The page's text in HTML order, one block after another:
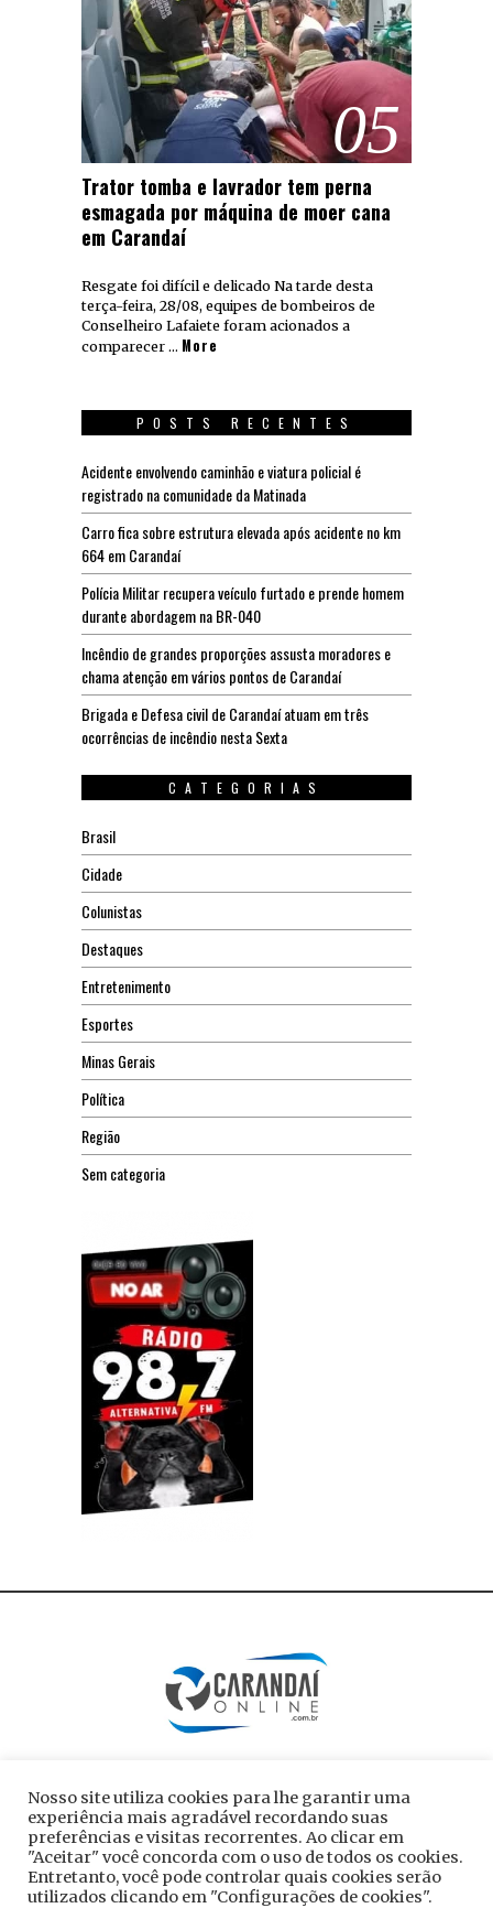
05
Trator tomba e lavrador tem perna
esmagada por máquina de moer cana
em Carandaí
Resgate foi difícil e delicado Na tarde desta
terça-feira, 28/08, equipes de bombeiros de
Conselheiro Lafaiete foram acionados a
comparecer … More
POSTS RECENTES
Acidente envolvendo caminhão e viatura policial é
registrado na comunidade da Matinada
Carro fica sobre estrutura elevada após acidente no km
664 em Carandaí
Polícia Militar recupera veículo furtado e prende homem
durante abordagem na BR-040
Incêndio de grandes proporções assusta moradores e
chama atenção em vários pontos de Carandaí
Brigada e Defesa civil de Carandaí atuam em três
ocorrências de incêndio nesta Sexta
CATEGORIAS
Brasil
Cidade
Colunistas
Destaques
Entretenimento
Esportes
Minas Gerais
Política
Região
Sem categoria
Nosso site utiliza cookies para lhe garantir uma
experiência mais agradável recordando suas
preferências e visitas recorrentes. Ao clicar em
"Aceitar" você concorda com o uso de todos os cookies.
Entretanto, você pode controlar quais cookies serão
utilizados clicando em "Configurações de cookies".